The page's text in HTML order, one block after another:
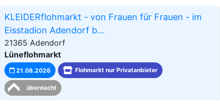
KLEIDERflohmarkt - von Frauen für Frauen - im
Eisstadion Adendorf b...
21365 Adendorf
Lüneflohmarkt
21.08.2026 Flohmarkt nur Privatanbieter
überdacht